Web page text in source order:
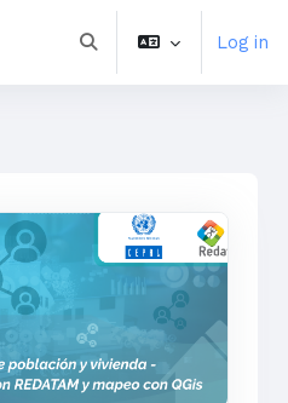
Toggle search input
Log in
Potencialidades de los